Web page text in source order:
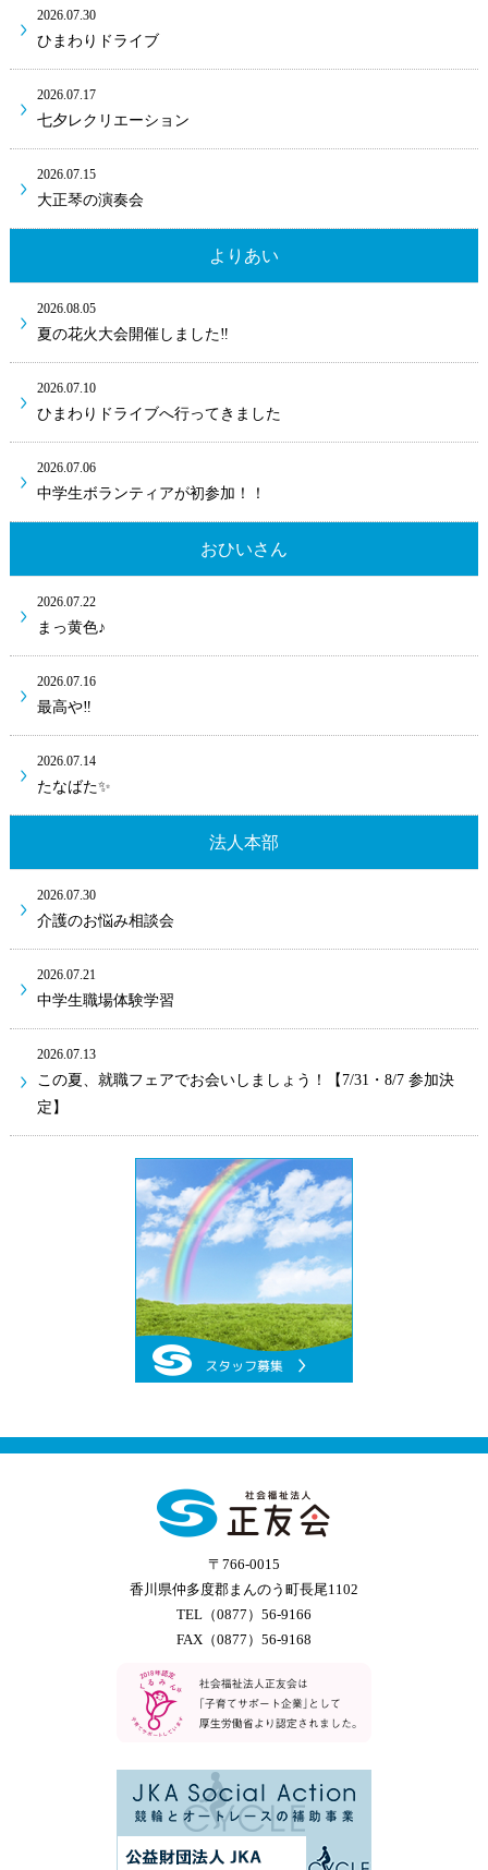
2026.07.30
ひまわりドライブ
2026.07.17
七夕レクリエーション
2026.07.15
大正琴の演奏会
よりあい
2026.08.05
夏の花火大会開催しました‼
2026.07.10
ひまわりドライブへ行ってきました
2026.07.06
中学生ボランティアが初参加！！
おひいさん
2026.07.22
まっ黄色♪
2026.07.16
最高や‼
2026.07.14
たなばた✨
法人本部
2026.07.30
介護のお悩み相談会
2026.07.21
中学生職場体験学習
2026.07.13
この夏、就職フェアでお会いしましょう！【7/31・8/7 参加決
定】
〒766-0015
香川県仲多度郡まんのう町長尾1102
TEL（0877）56-9166
FAX（0877）56-9168